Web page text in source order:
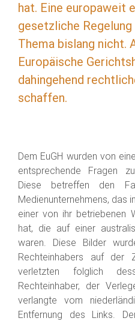
hat. Eine europaweit
gesetzliche
Thema bislang nicht.
Europäische
dahingehend
schaffen.
Dem EuGH wurden von
entsprechende Fragen
Diese betreffen den
Medienunternehmens, das
einer von ihr betriebenen
hat, die auf einer
waren. Diese Bilder
Rechteinhabers auf der
verletzten folglich
Rechteinhaber, der
verlangte vom
Entfernung des Links.